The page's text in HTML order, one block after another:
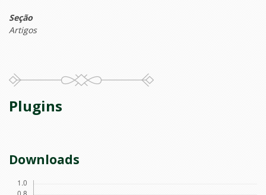
Seção
Artigos
Plugins
Downloads